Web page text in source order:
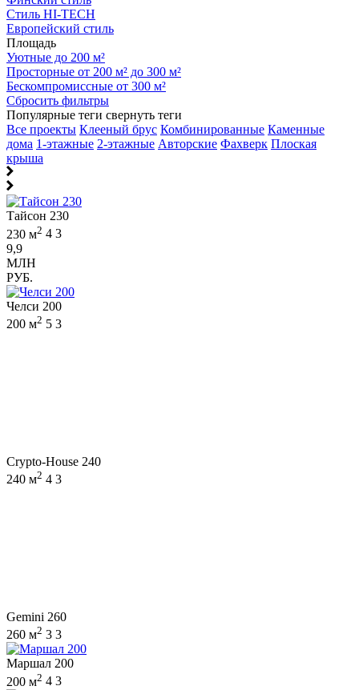
Стиль HI-TECH
Европейский стиль
Площадь
Уютные до 200 м²
Просторные от 200 м² до 300 м²
Бескомпромиссные от 300 м²
Сбросить фильтры
Популярные теги свернуть теги
Все проекты Клееный брус Комбинированные Каменные
дома 1-этажные 2-этажные Авторские Фахверк Плоская
крыша
Тайсон 230
230 м2 4 3
9,9
МЛН
РУБ.
Челси 200
200 м2 5 3
Crypto-House 240
240 м2 4 3
Gemini 260
260 м2 3 3
Маршал 200
200 м2 4 3